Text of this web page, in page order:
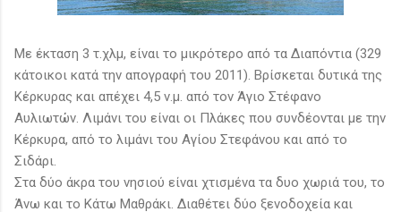
Με έκταση 3 τ.χλμ, είναι το μικρότερο από τα Διαπόντια (329
κάτοικοι κατά την απογραφή του 2011). Βρίσκεται δυτικά της
Κέρκυρας και απέχει 4,5 ν.μ. από τον Άγιο Στέφανο
Αυλιωτών. Λιμάνι του είναι οι Πλάκες που συνδέονται με την
Κέρκυρα, από το λιμάνι του Αγίου Στεφάνου και από το
Σιδάρι.
Στα δύο άκρα του νησιού είναι χτισμένα τα δυο χωριά του, το
Άνω και το Kάτω Mαθράκι. Διαθέτει δύο ξενοδοχεία και